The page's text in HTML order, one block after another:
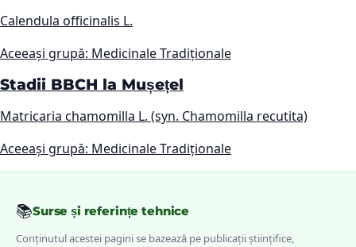
Calendula officinalis L.
Aceeași grupă: Medicinale Tradiționale
Stadii BBCH la Mușețel
Matricaria chamomilla L. (syn. Chamomilla recutita)
Aceeași grupă: Medicinale Tradiționale
📚Surse și referințe tehnice
Conținutul acestei pagini se bazează pe publicații științifice,